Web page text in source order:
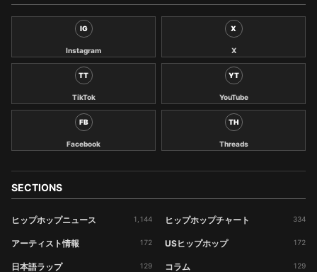
IG
Instagram
X
X
TT
TikTok
YT
YouTube
FB
Facebook
TH
Threads
SECTIONS
ヒップホップニュース 1,144 ヒップホップチャート 334
アーティスト情報 172 USヒップホップ 172
日本語ラップ 129 コラム 129